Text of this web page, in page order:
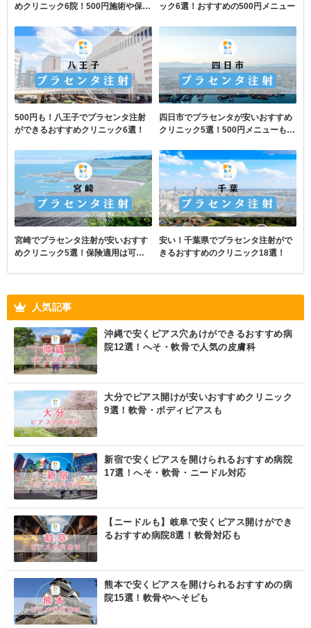
めクリニック6院！500円施術や保険
ック6選！おすすめの500円メニュー
500円も！八王子でプラセンタ注射
ができるおすすめクリニック6選！
四日市でプラセンタが安いおすすめ
クリニック5選！500円メニューも掲
宮崎でプラセンタ注射が安いおすす
めクリニック5選！保険適用は可
安い！千葉県でプラセンタ注射がで
きるおすすめのクリニック18選！
人気記事
沖縄で安くピアス穴あけができるおすすめ病
院12選！へそ・軟骨で人気の皮膚科
大分でピアス開けが安いおすすめクリニック
9選！軟骨・ボディピアスも
新宿で安くピアスを開けられるおすすめ病院
17選！へそ・軟骨・ニードル対応
【ニードルも】岐阜で安くピアス開けができ
るおすすめ病院8選！軟骨対応も
熊本で安くピアスを開けられるおすすめの病
院15選！軟骨やへそピも